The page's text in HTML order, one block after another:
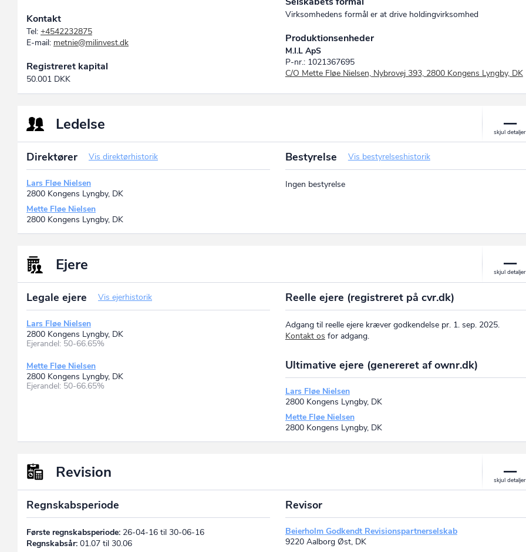
Kontakt
Tel: +4542232875
E-mail: metnie@milinvest.dk
Registreret kapital
50.001 DKK
Virksomhedens formål er at drive holdingvirksomhed
Produktionsenheder
M.I.L ApS
P-nr.: 1021367695
C/O Mette Fløe Nielsen, Nybrovej 393, 2800 Kongens Lyngby, DK
Ledelse
Direktører Vis direktørhistorik
Lars Fløe Nielsen
2800 Kongens Lyngby, DK
Mette Fløe Nielsen
2800 Kongens Lyngby, DK
Bestyrelse Vis bestyrelseshistorik
Ingen bestyrelse
Ejere
Legale ejere Vis ejerhistorik
Lars Fløe Nielsen
2800 Kongens Lyngby, DK
Ejerandel: 50-66.65%
Mette Fløe Nielsen
2800 Kongens Lyngby, DK
Ejerandel: 50-66.65%
Reelle ejere (registreret på cvr.dk)
Adgang til reelle ejere kræver godkendelse pr. 1. sep. 2025.
Kontakt os for adgang.
Ultimative ejere (genereret af ownr.dk)
Lars Fløe Nielsen
2800 Kongens Lyngby, DK
Mette Fløe Nielsen
2800 Kongens Lyngby, DK
Revision
Regnskabsperiode
Første regnskabsperiode: 26-04-16 til 30-06-16
Regnskabsår: 01.07 til 30.06
Revisor
Beierholm Godkendt Revisionspartnerselskab
9220 Aalborg Øst, DK